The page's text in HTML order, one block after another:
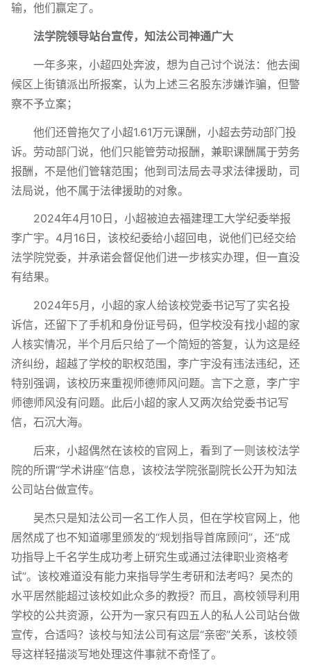
输，他们赢定了。
法学院领导站台宣传，知法公司神通广大
一年多来，小超四处奔波，想为自己讨个说法：他去闽
候区上街镇派出所报案，认为上述三名股东涉嫌诈骗，但警
察不予立案；
他们还曾拖欠了小超1.61万元课酬，小超去劳动部门投
诉。劳动部门说，他们只能管劳动报酬，兼职课酬属于劳务
报酬，不是他们管辖范围；他到司法局去寻求法律援助，司
法局说，他不属于法律援助的对象。
2024年4月10日，小超被迫去福建理工大学纪委举报
李广宇。4月16日，该校纪委给小超回电，说他们已经交给
法学院党委，并承诺会督促他们进一步核实办理，但一直没
有结果。
2024年5月，小超的家人给该校党委书记写了实名投
诉信，还留下了手机和身份证号码，但学校没有找小超的家
人核实情况，半个月后只给了一个简短的答复，认为这是经
济纠纷，超越了学校的职权范围，李广宇没有违法违纪，还
特别强调，该校历来重视师德师风问题。言下之意，李广宇
师德师风没有问题。此后小超的家人又两次给党委书记写
信，石沉大海。
后来，小超偶然在该校的官网上，看到了一则该校法学
院的所谓“学术讲座”信息，该校法学院张副院长公开为知法
公司站台做宣传。
吴杰只是知法公司一名工作人员，但在学校官网上，他
居然成了也不知道哪里颁发的“规划指导首席顾问”，还“成
功指导上千名学生成功考上研究生或通过法律职业资格考
试”。该校难道没有能力来指导学生考研和法考吗？吴杰的
水平居然能超过该校如此众多的教授？而且，高校领导利用
学校的公共资源，公开为一家只有四五人的私人公司站台做
宣传，合适吗？该校与知法公司有这层“亲密”关系，该校领
导这样轻描淡写地处理这件事就不奇怪了。